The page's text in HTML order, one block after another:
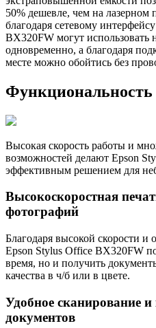
50% дешевле, чем на лазерном
благодаря сетевому
BX320FW могут использовать
одновременно, а благодаря
месте можно обойтись без
Функциональность
Высокая скорость работы и
возможностей делают Epson
эффективным решением для
Высокоскоростная
фотографий
Благодаря высокой скорости и
Epson Stylus Office BX320FW
время, но и получить
качества в ч/б или в цвете.
Удобное сканирование
документов